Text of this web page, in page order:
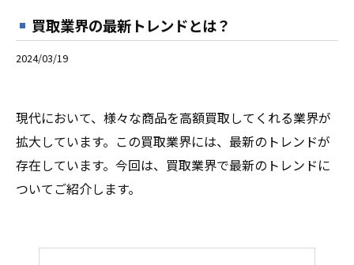
買取業界の最新トレンドとは？
2024/03/19
現代において、様々な商品を高額買取してくれる業界が
拡大しています。この買取業界には、最新のトレンドが
存在しています。今回は、買取業界で最新のトレンドに
ついてご紹介します。